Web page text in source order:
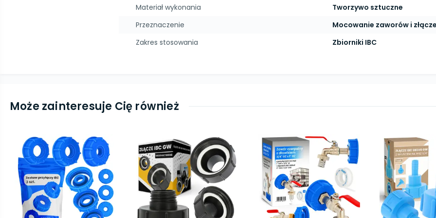
Materiał wykonania
Tworzywo sztuczne
Przeznaczenie
Mocowanie zaworów i
Zakres stosowania
Zbiorniki IBC
Może zainteresuje Cię również